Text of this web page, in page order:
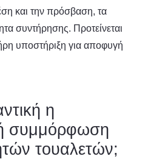
και την πρόσβαση, τα
συντήρησης. Προτείνεται
υποστήριξη για αποφυγή
η
συμμόρφωση
τουαλετών;